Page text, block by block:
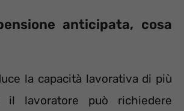
anticipata, cosa
la capacità lavorativa di più
lavoratore può richiedere